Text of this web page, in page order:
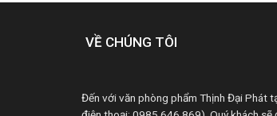
VỀ CHÚNG TÔI
Đến với văn phòng phẩm Thịnh Đại Phát